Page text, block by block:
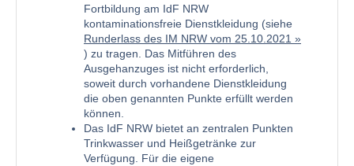
Fortbildung am IdF NRW
kontaminationsfreie Dienstkleidung (siehe
Runderlass des IM NRW vom 25.10.2021
) zu tragen. Das Mitführen des
Ausgehanzuges ist nicht erforderlich,
soweit durch vorhandene Dienstkleidung
die oben genannten Punkte erfüllt werden
können.
Das IdF NRW bietet an zentralen Punkten
Trinkwasser und Heißgetränke zur
Verfügung. Für die eigene